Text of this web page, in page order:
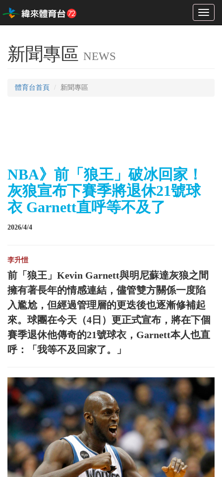
Toggle
新聞專區 NEWS
體育台首頁 新聞專區
NBA》前「狼王」破冰回家！
灰狼宣布下賽季將退休21號球
衣 Garnett直呼等不及了
2026/4/4
李升愷
前「狼王」Kevin Garnett與明尼蘇達灰狼之間
擁有著長年的情感連結，儘管雙方關係一度陷
入尷尬，但經過管理層的更迭後也逐漸修補起
來。球團在今天（4日）更正式宣布，將在下個
賽季退休他傳奇的21號球衣，Garnett本人也直
呼：「我等不及回家了。」